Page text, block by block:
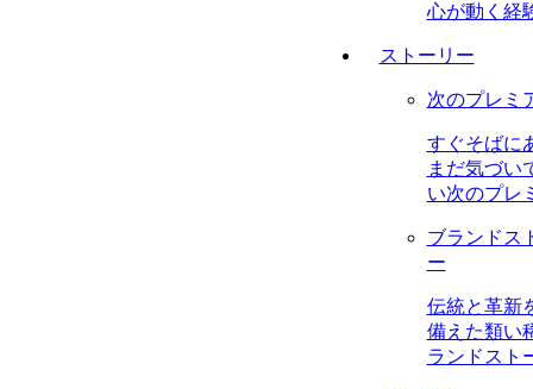
心が動く経
ストーリー
次のプレミ
すぐそばに
まだ気づい
い次のプレ
ブランドス
ー
伝統と革新
備えた類い
ランドスト